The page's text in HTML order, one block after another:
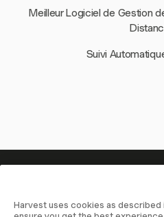
Meilleur Logiciel de Gestion
Suivi
Votre temps
—
Harvest uses cookies as described